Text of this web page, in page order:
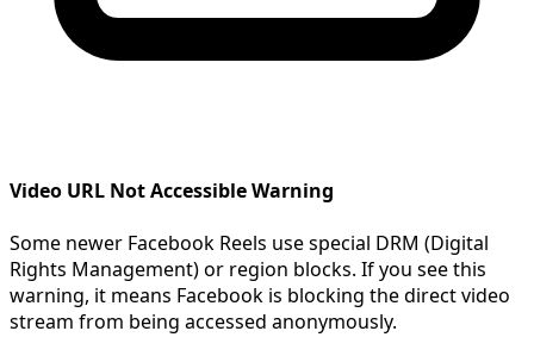
Video URL Not Accessible Warning
Some newer Facebook Reels use special DRM (Digital
Rights Management) or region blocks. If you see this
warning, it means Facebook is blocking the direct video
stream from being accessed anonymously.